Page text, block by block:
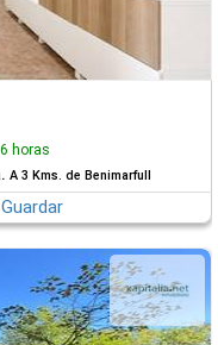
horas
A 3 Kms. de Benimarfull
Guardar